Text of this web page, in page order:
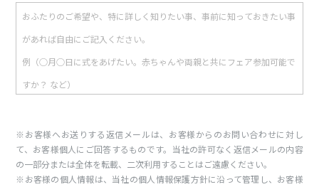
※お客様へお送りする返信メールは、お客様からのお問い合わせに対し
て、お客様個人にご回答するものです。当社の許可なく返信メールの内容
の一部分または全体を転載、二次利用することはご遠慮ください。
※お客様の個人情報は、当社の個人情報保護方針に沿って管理し、お客様